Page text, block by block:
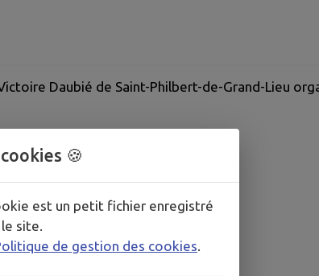
Daubié de Saint-Philbert-de-Grand-Lieu
jointe
🍪
est un petit fichier enregistré
site.
de gestion des cookies.